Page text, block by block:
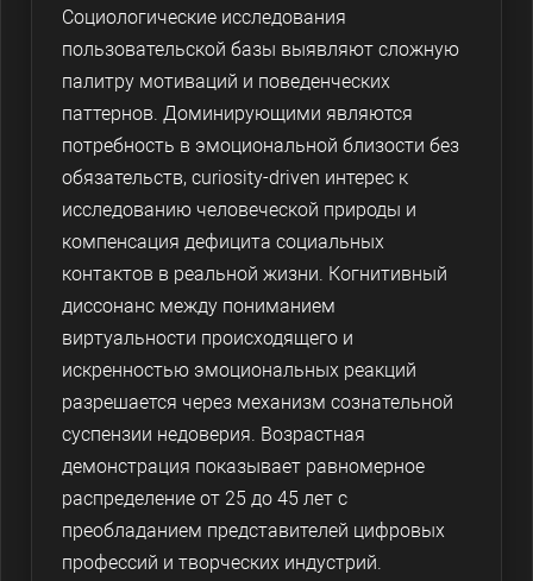
Социологические исследования
пользовательской базы выявляют сложную
палитру мотиваций и поведенческих
паттернов. Доминирующими являются
потребность в эмоциональной близости без
обязательств, curiosity-driven интерес к
исследованию человеческой природы и
компенсация дефицита социальных
контактов в реальной жизни. Когнитивный
диссонанс между пониманием
виртуальности происходящего и
искренностью эмоциональных реакций
разрешается через механизм сознательной
суспензии недоверия. Возрастная
демонстрация показывает равномерное
распределение от 25 до 45 лет с
преобладанием представителей цифровых
профессий и творческих индустрий.